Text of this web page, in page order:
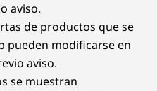
aviso.
de productos que se
pueden modificarse en
aviso.
se muestran